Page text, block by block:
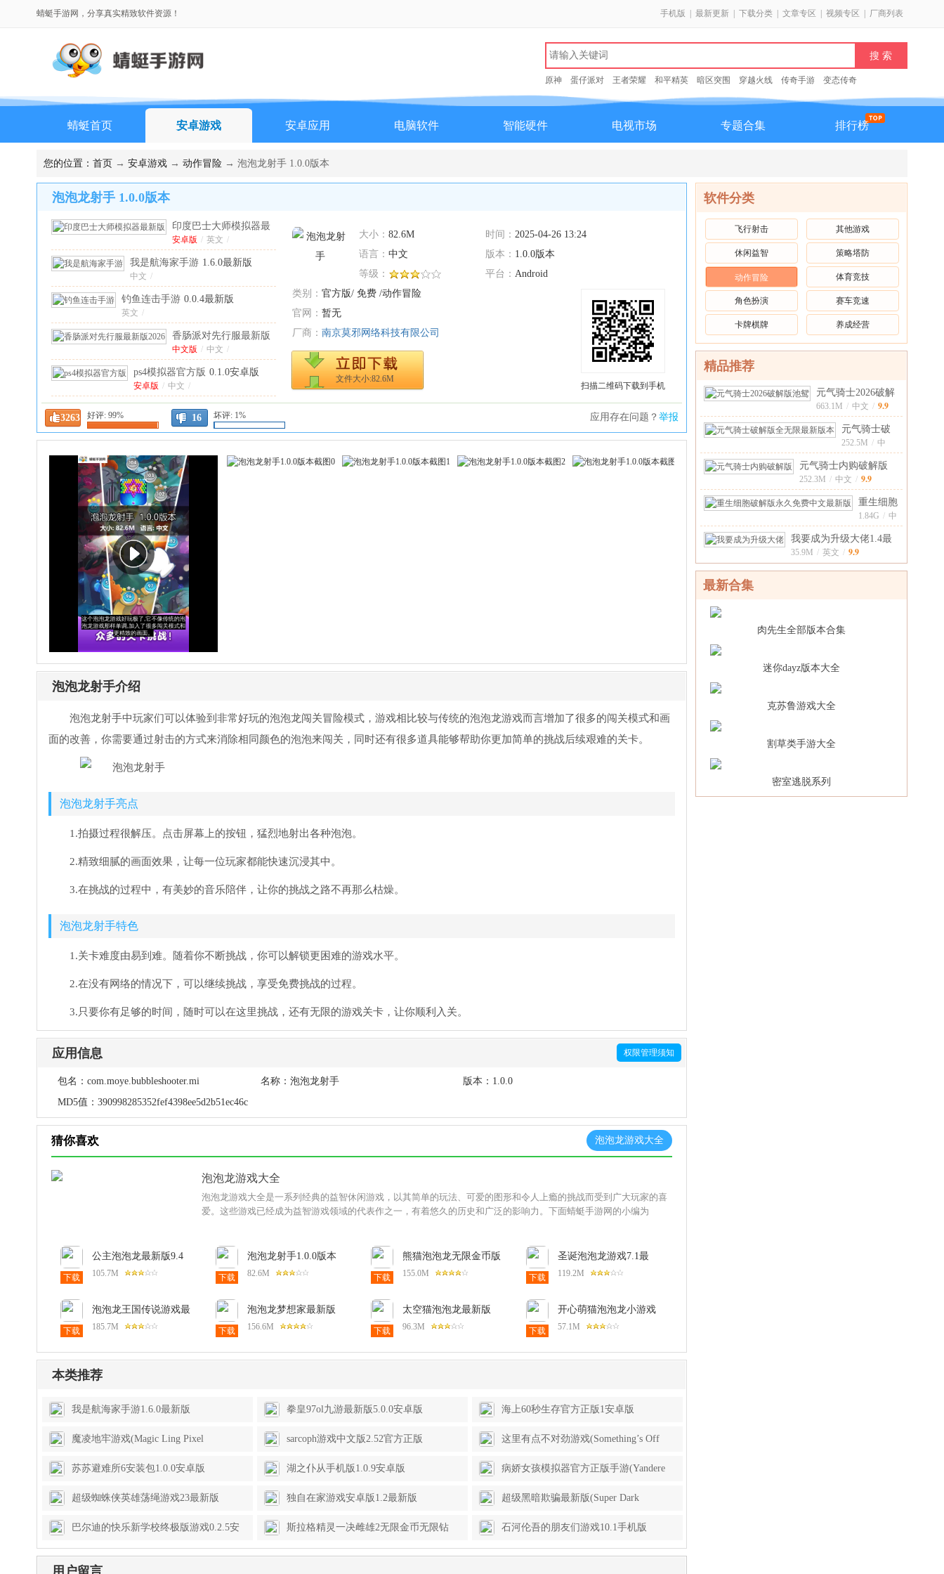
蜻蜓手游网，分享真实精致软件资源！ 手机版 最新更新 下载分类 文章专区 视频专区 厂商列表
原神 蛋仔派对 王者荣耀 和平精英 暗区突围 穿越火线 传奇手游 变态传奇
蜻蜓首页 安卓游戏 安卓应用 电脑软件 智能硬件 电视市场 专题合集 排行榜
您的位置： 首页 → 安卓游戏 → 动作冒险 → 泡泡龙射手 1.0.0版本
泡泡龙射手 1.0.0版本
大小： 82.6M 时间： 2025-04-26 13:24
语言： 中文 版本： 1.0.0版本
等级：
平台： Android
类别： 官方版/ 免费 /动作冒险
官网： 暂无
厂商： 南京莫邪网络科技有限公司
文件大小:82.6M
3263 好评: 99% 16 坏评: 1% 应用存在问题？ 举报
印度巴士大师模拟器最
新版 2026.0.22安卓版
安卓版 / 英文 /
我是航海家手游 1.6.0最新版
中文 /
钓鱼连击手游 0.0.4最新版
英文 /
香肠派对先行服最新版
2026 25.06中文版
中文版 / 中文 /
ps4模拟器官方版 0.1.0安卓版
安卓版 / 中文 /
素晴日手机直装汉化
版
安卓版 / 中文
戏安卓版
官方版 / 中
限
限
钻
文
扫描二维码下载到手机
泡泡龙射手介绍
泡泡龙射手中玩家们可以体验到非常好玩的泡泡龙闯关冒险模式，游戏相比较与传统的泡泡龙游戏而言增加了很多的闯关模式和画
面的改善，你需要通过射击的方式来消除相同颜色的泡泡来闯关，同时还有很多道具能够帮助你更加简单的挑战后续艰难的关卡。
泡泡龙射手亮点
1.拍摄过程很解压。点击屏幕上的按钮，猛烈地射出各种泡泡。
2.精致细腻的画面效果，让每一位玩家都能快速沉浸其中。
3.在挑战的过程中，有美妙的音乐陪伴，让你的挑战之路不再那么枯燥。
泡泡龙射手特色
1.关卡难度由易到难。随着你不断挑战，你可以解锁更困难的游戏水平。
2.在没有网络的情况下，可以继续挑战，享受免费挑战的过程。
3.只要你有足够的时间，随时可以在这里挑战，还有无限的游戏关卡，让你顺利入关。
应用信息 权限管理须知
包名： com.moye.bubbleshooter.mi 名称： 泡泡龙射手 版本： 1.0.0
MD5值： 390998285352fef4398ee5d2b51ec46c
猜你喜欢 泡泡龙游戏大全
泡泡龙游戏大全
泡泡龙游戏大全是一系列经典的益智休闲游戏，以其简单的玩法、可爱的图形和令人上瘾的挑战而受到广大玩家的喜
爱。这些游戏已经成为益智游戏领域的代表作之一，有着悠久的历史和广泛的影响力。下面蜻蜓手游网的小编为
下载
公主泡泡龙最新版9.4
安卓版
105.7M 下载
泡泡龙射手1.0.0版本
82.6M 下载
熊猫泡泡龙无限金币版
13.6.105安卓版
155.0M 下载
圣诞泡泡龙游戏7.1最
新版
119.2M
下载
泡泡龙王国传说游戏最
新1.26.0安卓版
185.7M 下载
泡泡龙梦想家最新版
1.13.0安卓版
156.6M 下载
太空猫泡泡龙最新版
4.3.0安卓版
96.3M 下载
开心萌猫泡泡龙小游戏
1.5.6安卓版
57.1M
本类推荐
我是航海家手游1.6.0最新版 拳皇97ol九游最新版5.0.0安卓版 海上60秒生存官方正版1安卓版
魔凌地牢游戏(Magic Ling Pixel
Dungeon)0.9.4.9安卓版
sarcoph游戏中文版2.52官方正版 这里有点不对劲游戏(Something’s Off
Here)1.8安卓版
苏苏避难所6安装包1.0.0安卓版 湖之仆从手机版1.0.9安卓版 病娇女孩模拟器官方正版手游(Yandere
Horror Game)1.4.6安卓版
超级蜘蛛侠英雄荡绳游戏23最新版 独自在家游戏安卓版1.2最新版 超级黑暗欺骗最新版(Super Dark
Deception)2.1.2安卓版
巴尔迪的快乐新学校终极版游戏0.2.5安 斯拉格精灵一决雌雄2无限金币无限钻 石河伦吾的朋友们游戏10.1手机版
用户留言
软件分类
飞行射击 其他游戏
休闲益智 策略塔防
动作冒险 体育竞技
角色扮演 赛车竞速
卡牌棋牌 养成经营
精品推荐
元气骑士2026破解
版池鸳8.3.0全
663.1M / 中文 / 9.9
元气骑士破
解版全无限
252.5M / 中
文 / 9.9
元气骑士内购破解版
5.0.2Tap版
252.3M / 中文 / 9.9
重生细胞
破解版永
文最
1.84G / 中
文 / 9.9
我要成为升级大佬1.4最
新版
35.9M / 英文 / 9.9
最新合集
肉先生全部版本合集
迷你dayz版本大全
克苏鲁游戏大全
割草类手游大全
密室逃脱系列